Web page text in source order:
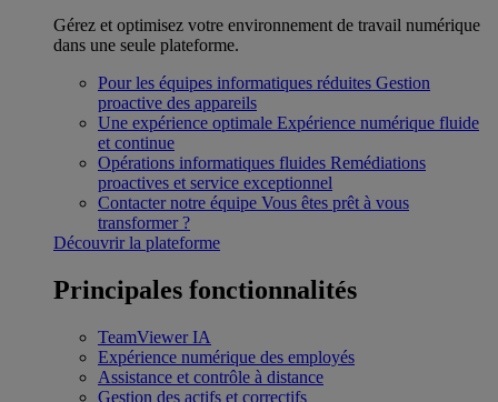
Gérez et optimisez votre environnement de travail numérique
dans une seule plateforme.
Pour les équipes informatiques réduites Gestion
proactive des appareils
Une expérience optimale Expérience numérique fluide
et continue
Opérations informatiques fluides Remédiations
proactives et service exceptionnel
Contacter notre équipe Vous êtes prêt à vous
transformer ?
Découvrir la plateforme
Principales fonctionnalités
TeamViewer IA
Expérience numérique des employés
Assistance et contrôle à distance
Gestion des actifs et correctifs